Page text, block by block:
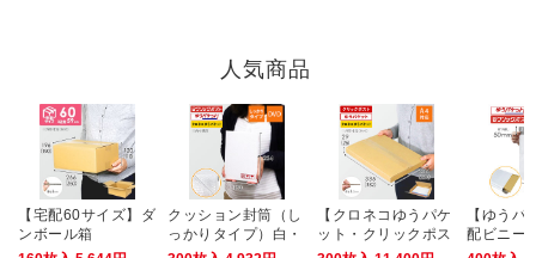
人気商品
【宅配60サイズ】ダ
ンボール箱
クッション封筒（し
っかりタイプ）白・
DVDサイズ
【クロネコゆうパケ
ット・クリックポス
ト・ゆうパケット】
【ゆうパ
配ビニー
サイズ）